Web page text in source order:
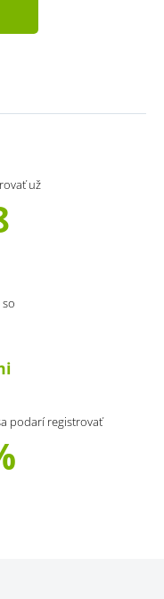
už
podarí registrovať